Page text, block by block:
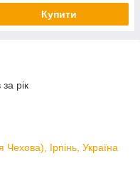
Купити
рік
Ірпінь, Україна